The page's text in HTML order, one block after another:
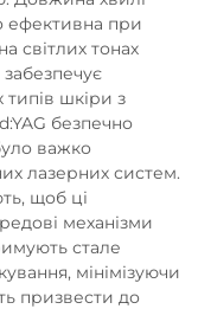
ефективна при
світлих тонах
типів шкіри з
безпечно
важко
лазерних систем.
щоб ці
механізми
стале
мінімізуючи
призвести до